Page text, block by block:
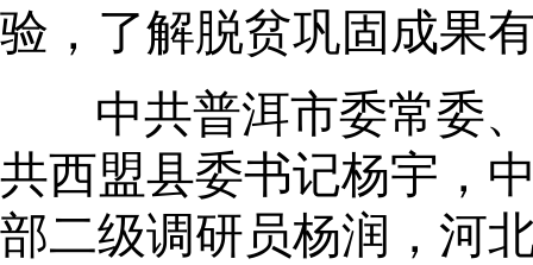
验，了解脱贫巩固成果
中共普洱市委常委
共西盟县委书记杨宇，
部二级调研员杨润，河